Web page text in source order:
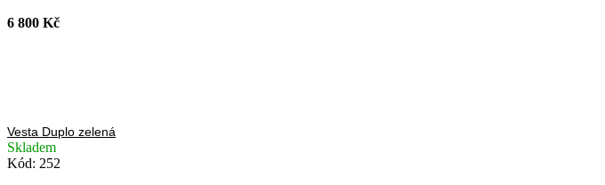
6 800 Kč
Vesta Duplo zelená
Skladem
Kód: 252